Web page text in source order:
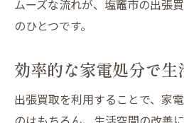
ムーズな流れが、塩竈市の出張
のひとつです。
効率的な家電処分で生
出張買取を利用することで、家